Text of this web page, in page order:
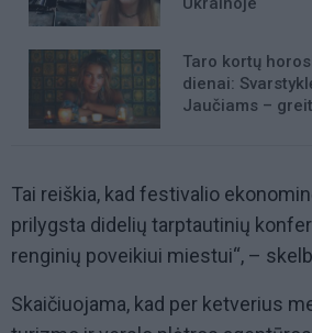
Taro kortų
dienai:
Jaučiams –
Tai reiškia, kad festivalio
prilygsta didelių tarptautinių
renginių poveikiui miestui“, –
Skaičiuojama, kad per ketverius